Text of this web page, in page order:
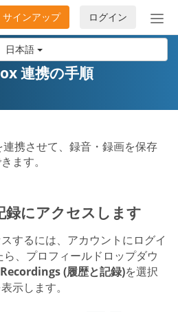
日本語
ナ
ビ
開
ログイン
サインアップ
連携の手順
携させて、録音・録画を保存
ます。
録にアクセスします
するには、アカウントにログイ
、プロフィールドロップダウ
(履歴と記録)を選択
示します。